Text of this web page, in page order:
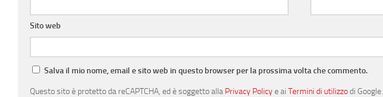
Sito web
Salva il mio nome, email e sito web in questo browser per la prossima volta che commento.
Questo sito è protetto da reCAPTCHA, ed è soggetto alla Privacy Policye ai Termini di utilizzodi Google.